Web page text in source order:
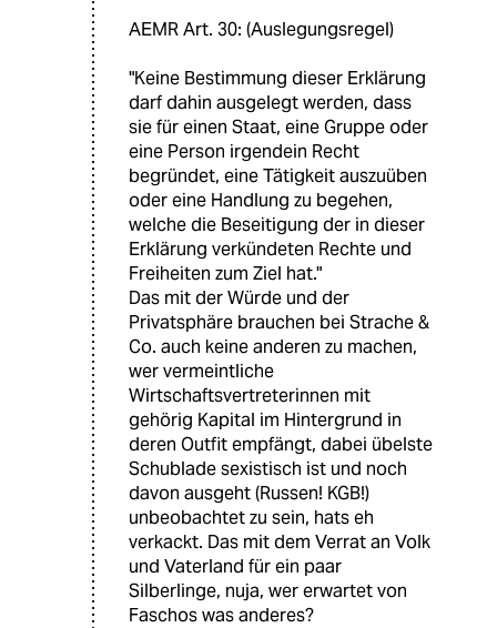
AEMR Art. 30: (Auslegungsregel)
"Keine Bestimmung dieser Erklärung
darf dahin ausgelegt werden, dass
sie für einen Staat, eine Gruppe oder
eine Person irgendein Recht
begründet, eine Tätigkeit auszuüben
oder eine Handlung zu begehen,
welche die Beseitigung der in dieser
Erklärung verkündeten Rechte und
Freiheiten zum Ziel hat."
Das mit der Würde und der
Privatsphäre brauchen bei Strache &
Co. auch keine anderen zu machen,
wer vermeintliche
Wirtschaftsvertreterinnen mit
gehörig Kapital im Hintergrund in
deren Outfit empfängt, dabei übelste
Schublade sexistisch ist und noch
davon ausgeht (Russen! KGB!)
unbeobachtet zu sein, hats eh
verkackt. Das mit dem Verrat an Volk
und Vaterland für ein paar
Silberlinge, nuja, wer erwartet von
Faschos was anderes?